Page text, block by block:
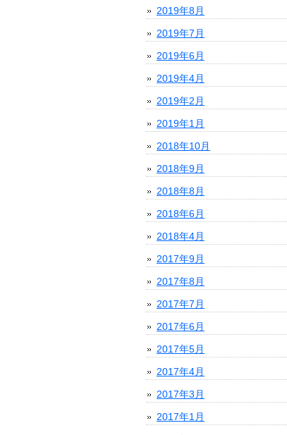
2019年8月
2019年7月
2019年6月
2019年4月
2019年2月
2019年1月
2018年10月
2018年9月
2018年8月
2018年6月
2018年4月
2017年9月
2017年8月
2017年7月
2017年6月
2017年5月
2017年4月
2017年3月
2017年1月